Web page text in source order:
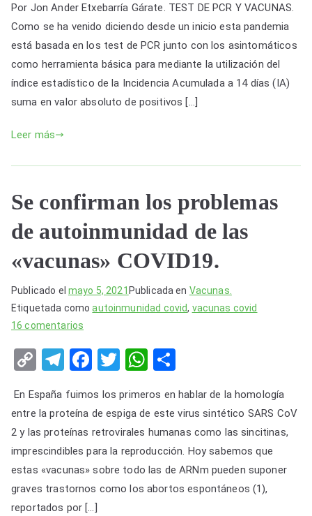
y
enmascarar
los
graves
efectos
experimentales
19.
p
y
Li
n
k
e
gr
a
m
c
e
b
o
o
tt
er
at
s
A
p
p
ar
e
Por Jon Ander Etxebarría Gárate. TEST DE PCR Y VACUNAS.
Como se ha venido diciendo desde un inicio esta pandemia
está basada en los test de PCR junto con los asintomáticos
como herramienta básica para mediante la utilización del
índice estadístico de la Incidencia Acumulada a 14 días (IA)
suma en valor absoluto de positivos […]
Leer más
Se confirman los problemas
de autoinmunidad de las
«vacunas» COVID19.
Publicado el mayo 5, 2021Publicada en Vacunas.
Etiquetada comoautoinmunidad covid, vacunas covid
16 comentarios
confirman
problemas
de
autoinmunidad
de
C
p
y
Li
n
k
T
e
gr
a
m
F
c
e
b
o
o
T
tt
er
W
at
s
A
p
p
ar
e
En España fuimos los primeros en hablar de la homología
entre la proteína de espiga de este virus sintético SARS CoV
2 y las proteínas retrovirales humanas como las sincitinas,
imprescindibles para la reproducción. Hoy sabemos que
estas «vacunas» sobre todo las de ARNm pueden suponer
graves trastornos como los abortos espontáneos (1),
reportados por […]